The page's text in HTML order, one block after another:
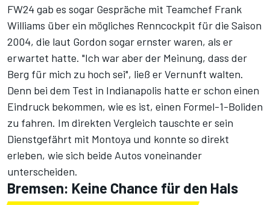
FW24 gab es sogar Gespräche mit Teamchef Frank
Williams über ein mögliches Renncockpit für die Saison
2004, die laut Gordon sogar ernster waren, als er
erwartet hatte. "Ich war aber der Meinung, dass der
Berg für mich zu hoch sei", ließ er Vernunft walten.
Denn bei dem Test in Indianapolis hatte er schon einen
Eindruck bekommen, wie es ist, einen Formel-1-Boliden
zu fahren. Im direkten Vergleich tauschte er sein
Dienstgefährt mit Montoya und konnte so direkt
erleben, wie sich beide Autos voneinander
unterscheiden.
Bremsen: Keine Chance für den Hals